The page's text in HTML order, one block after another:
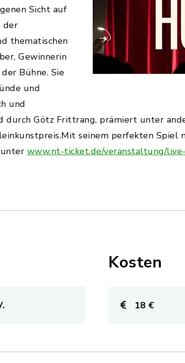
Sicht auf
der
thematischen
Gewinnerin
Bühne. Sie
und
und
Götz Frittrang, prämiert unter
seinem perfekten
www.nt-ticket.de/veranstaltung/
Kosten
18 €